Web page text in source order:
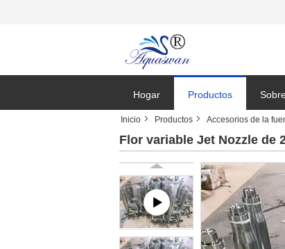
Hogar Productos
Inicio Productos Accesorios de la
Flor variable Jet Nozzle de